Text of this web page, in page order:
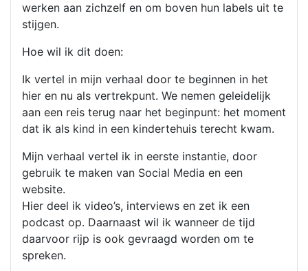
werken aan zichzelf en om boven hun labels uit te
stijgen.
Hoe wil ik dit doen:
Ik vertel in mijn verhaal door te beginnen in het
hier en nu als vertrekpunt. We nemen geleidelijk
aan een reis terug naar het beginpunt: het moment
dat ik als kind in een kindertehuis terecht kwam.
Mijn verhaal vertel ik in eerste instantie, door
gebruik te maken van Social Media en een
website.
Hier deel ik video’s, interviews en zet ik een
podcast op. Daarnaast wil ik wanneer de tijd
daarvoor rijp is ook gevraagd worden om te
spreken.